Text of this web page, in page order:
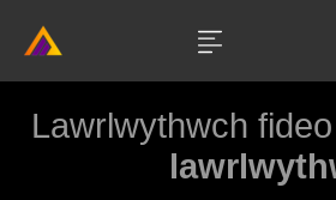
Lawrlwythwch fideo